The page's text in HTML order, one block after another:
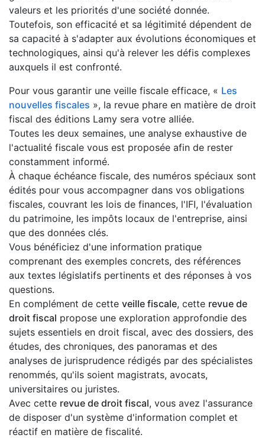
valeurs et les priorités d'une société donnée.
Toutefois, son efficacité et sa légitimité dépendent de
sa capacité à s'adapter aux évolutions économiques et
technologiques, ainsi qu'à relever les défis complexes
auxquels il est confronté.
Pour vous garantir une veille fiscale efficace, « Les
nouvelles fiscales », la revue phare en matière de droit
fiscal des éditions Lamy sera votre alliée.
Toutes les deux semaines, une analyse exhaustive de
l'actualité fiscale vous est proposée afin de rester
constamment informé.
À chaque échéance fiscale, des numéros spéciaux sont
édités pour vous accompagner dans vos obligations
fiscales, couvrant les lois de finances, l'IFI, l'évaluation
du patrimoine, les impôts locaux de l'entreprise, ainsi
que des données clés.
Vous bénéficiez d'une information pratique
comprenant des exemples concrets, des références
aux textes législatifs pertinents et des réponses à vos
questions.
En complément de cette veille fiscale, cette revue de
droit fiscal propose une exploration approfondie des
sujets essentiels en droit fiscal, avec des dossiers, des
études, des chroniques, des panoramas et des
analyses de jurisprudence rédigés par des spécialistes
renommés, qu'ils soient magistrats, avocats,
universitaires ou juristes.
Avec cette revue de droit fiscal, vous avez l'assurance
de disposer d'un système d'information complet et
réactif en matière de fiscalité.